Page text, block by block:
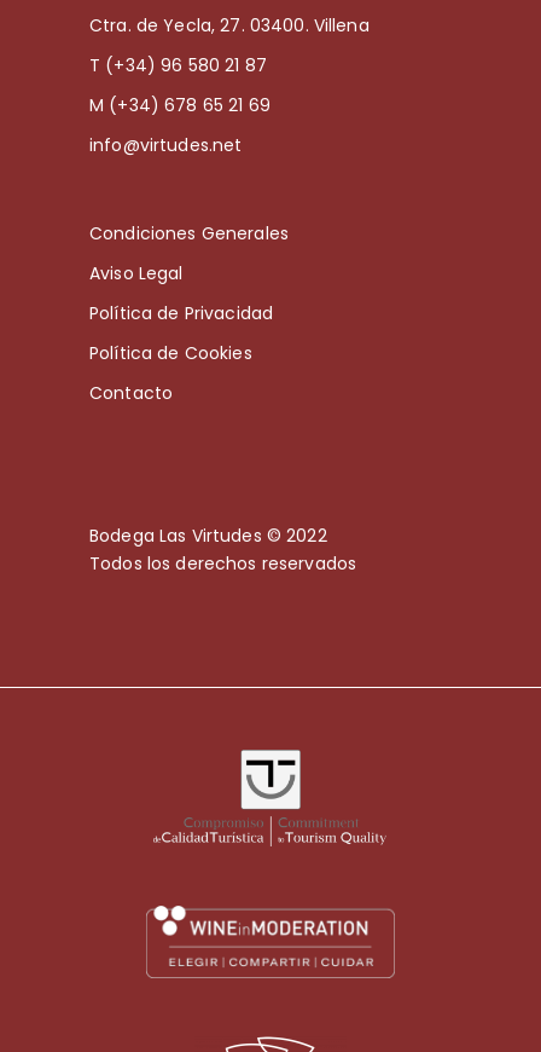
Ctra. de Yecla, 27. 03400. Villena
T (+34) 96 580 21 87
M (+34) 678 65 21 69
info@virtudes.net
Condiciones Generales
Aviso Legal
Política de Privacidad
Política de Cookies
Contacto
Bodega Las Virtudes © 2022
Todos los derechos reservados